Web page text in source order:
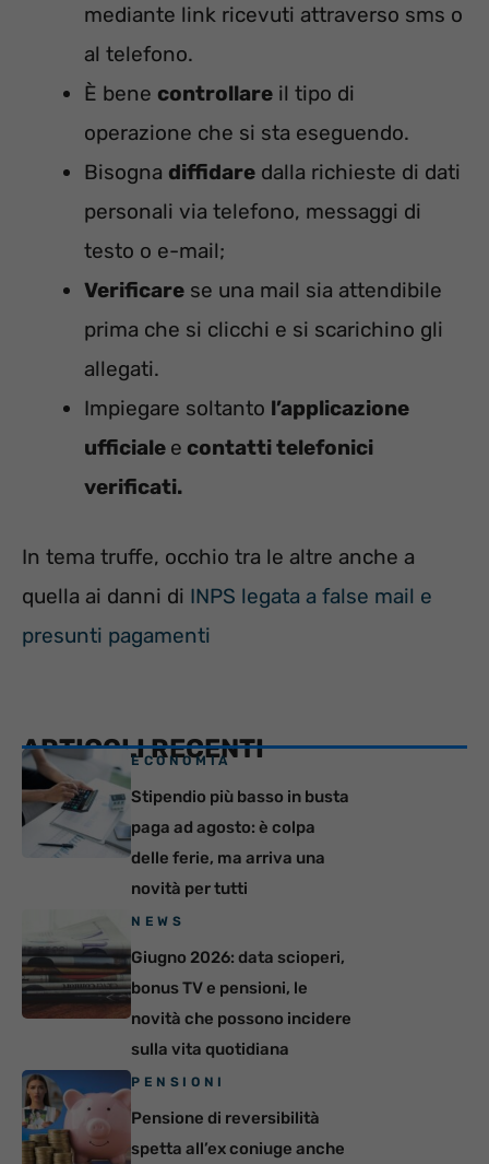
mediante link ricevuti attraverso sms o
al telefono.
È bene controllare il tipo di
operazione che si sta eseguendo.
Bisogna diffidare dalla richieste di dati
personali via telefono, messaggi di
testo o e-mail;
Verificare se una mail sia attendibile
prima che si clicchi e si scarichino gli
allegati.
Impiegare soltanto l’applicazione
ufficiale e contatti telefonici
verificati.
In tema truffe, occhio tra le altre anche a
quella ai danni di INPS legata a false mail e
presunti pagamenti
ARTICOLI RECENTI
ECONOMIA
Stipendio più basso in busta
paga ad agosto: è colpa
delle ferie, ma arriva una
novità per tutti
NEWS
Giugno 2026: data scioperi,
bonus TV e pensioni, le
novità che possono incidere
sulla vita quotidiana
PENSIONI
Pensione di reversibilità
spetta all’ex coniuge anche